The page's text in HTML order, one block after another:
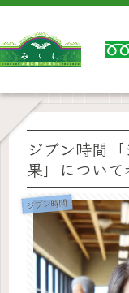
ジブン時間
果」について
ジブン時間